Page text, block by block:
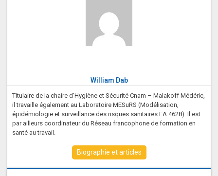
William Dab
Titulaire de la chaire d’Hygiène et Sécurité Cnam – Malakoff Médéric,
il travaille également au Laboratoire MESuRS (Modélisation,
épidémiologie et surveillance des risques sanitaires EA 4628). Il est
par ailleurs coordinateur du Réseau francophone de formation en
santé au travail.
Biographie et articles